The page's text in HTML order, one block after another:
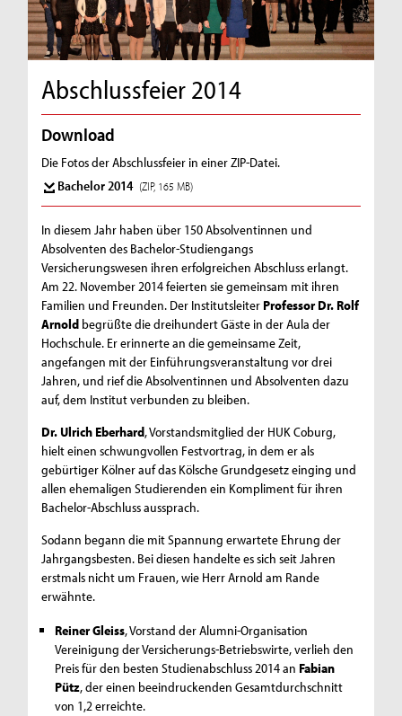
Abschlussfeier 2014
Download
Die Fotos der Abschlussfeier in einer ZIP-Datei.
Bachelor 2014 (ZIP, 165 MB)
In diesem Jahr haben über 150 Absolventinnen und
Absolventen des Bachelor-Studiengangs
Versicherungswesen ihren erfolgreichen Abschluss erlangt.
Am 22. November 2014 feierten sie gemeinsam mit ihren
Familien und Freunden. Der Institutsleiter Professor Dr. Rolf
Arnold begrüßte die dreihundert Gäste in der Aula der
Hochschule. Er erinnerte an die gemeinsame Zeit,
angefangen mit der Einführungsveranstaltung vor drei
Jahren, und rief die Absolventinnen und Absolventen dazu
auf, dem Institut verbunden zu bleiben.
Dr. Ulrich Eberhard, Vorstandsmitglied der HUK Coburg,
hielt einen schwungvollen Festvortrag, in dem er als
gebürtiger Kölner auf das Kölsche Grundgesetz einging und
allen ehemaligen Studierenden ein Kompliment für ihren
Bachelor-Abschluss aussprach.
Sodann begann die mit Spannung erwartete Ehrung der
Jahrgangsbesten. Bei diesen handelte es sich seit Jahren
erstmals nicht um Frauen, wie Herr Arnold am Rande
erwähnte.
Reiner Gleiss, Vorstand der Alumni-Organisation
Vereinigung der Versicherungs-Betriebswirte, verlieh den
Preis für den besten Studienabschluss 2014 an Fabian
Pütz, der einen beeindruckenden Gesamtdurchschnitt
von 1,2 erreichte.